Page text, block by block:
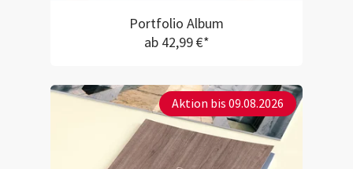
Portfolio Album
ab 42,99 €*
Aktion bis 09.08.2026